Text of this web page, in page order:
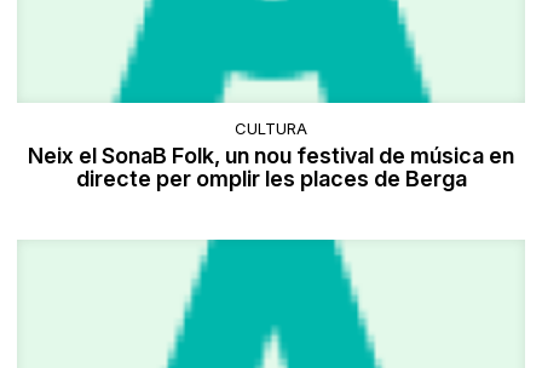
CULTURA
Neix el SonaB Folk, un nou festival de música en
directe per omplir les places de Berga